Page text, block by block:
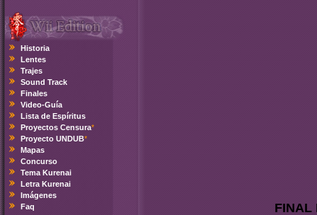
Historia
Lentes
Trajes
Sound Track
Finales
Video-Guía
Lista de Espíritus
Proyectos Censura*
Proyecto UNDUB*
Mapas
Concurso
Tema Kurenai
Letra Kurenai
Imágenes
Faq
FINAL